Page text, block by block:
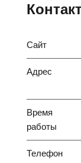
Сайт
Адрес
Время
работы
Телефон